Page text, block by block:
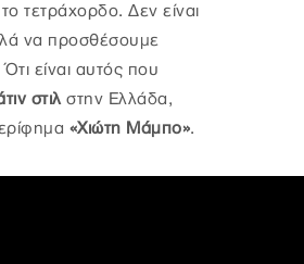
τετράχορδο. Δεν είναι
να προσθέσουμε
είναι αυτός που
στιλ στην Ελλάδα,
«Χιώτη Μάμπο».